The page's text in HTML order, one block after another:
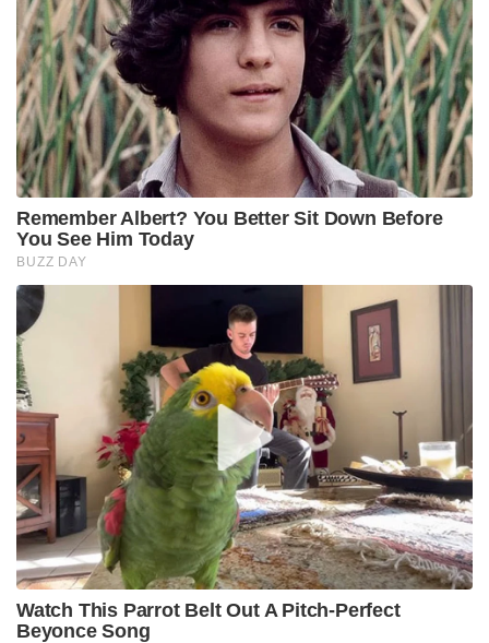
Remember Albert? You Better Sit Down Before
You See Him Today
BUZZ DAY
Watch This Parrot Belt Out A Pitch-Perfect
Beyonce Song